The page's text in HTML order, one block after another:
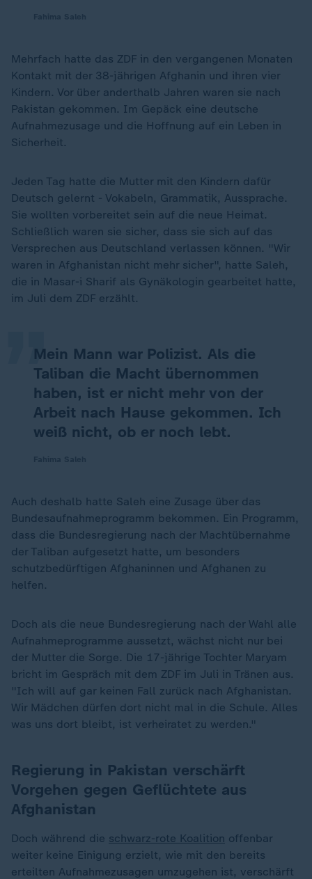
Mehrfach hatte das ZDF in den vergangenen Monaten
Kontakt mit der 38-jährigen Afghanin und ihren vier
Kindern. Vor über anderthalb Jahren waren sie nach
Pakistan gekommen. Im Gepäck eine deutsche
Aufnahmezusage und die Hoffnung auf ein Leben in
Sicherheit.
Jeden Tag hatte die Mutter mit den Kindern dafür
Deutsch gelernt - Vokabeln, Grammatik, Aussprache.
Sie wollten vorbereitet sein auf die neue Heimat.
Schließlich waren sie sicher, dass sie sich auf das
Versprechen aus Deutschland verlassen können. "Wir
waren in Afghanistan nicht mehr sicher", hatte Saleh,
die in Masar-i Sharif als Gynäkologin gearbeitet hatte,
im Juli dem ZDF erzählt.
Mein Mann war Polizist. Als die
Taliban die Macht übernommen
haben, ist er nicht mehr von der
Arbeit nach Hause gekommen. Ich
weiß nicht, ob er noch lebt.
„
Auch deshalb hatte Saleh eine Zusage über das
Bundesaufnahmeprogramm bekommen. Ein Programm,
dass die Bundesregierung nach der Machtübernahme
der Taliban aufgesetzt hatte, um besonders
schutzbedürftigen Afghaninnen und Afghanen zu
helfen.
Doch als die neue Bundesregierung nach der Wahl alle
Aufnahmeprogramme aussetzt, wächst nicht nur bei
der Mutter die Sorge. Die 17-jährige Tochter Maryam
bricht im Gespräch mit dem ZDF im Juli in Tränen aus.
"Ich will auf gar keinen Fall zurück nach Afghanistan.
Wir Mädchen dürfen dort nicht mal in die Schule. Alles
was uns dort bleibt, ist verheiratet zu werden."
Regierung in Pakistan verschärft
Vorgehen gegen Geflüchtete aus
Afghanistan
Doch während die schwarz-rote Koalition offenbar
weiter keine Einigung erzielt, wie mit den bereits
erteilten Aufnahmezusagen umzugehen ist, verschärft